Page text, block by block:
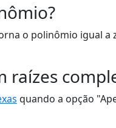
o polinômio igual a
raízes
quando a opção